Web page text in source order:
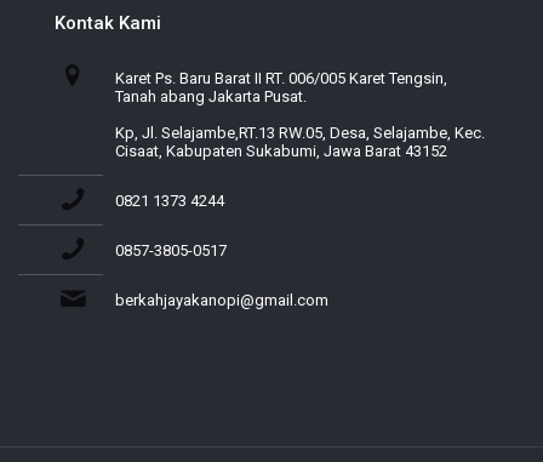
Kontak Kami
Karet Ps. Baru Barat II RT. 006/005 Karet Tengsin,
Tanah abang Jakarta Pusat.
Kp, Jl. Selajambe,RT.13 RW.05, Desa, Selajambe, Kec.
Cisaat, Kabupaten Sukabumi, Jawa Barat 43152
0821 1373 4244
0857-3805-0517
berkahjayakanopi@gmail.com